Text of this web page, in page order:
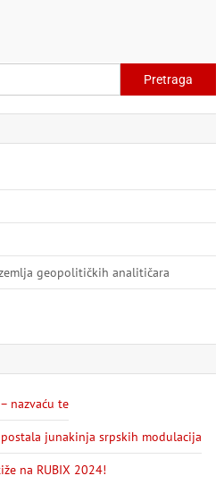
Pretraga:
geopolitičkih analitičara
nazvaću te
postala junakinja srpskih modulacija
na RUBIX 2024!